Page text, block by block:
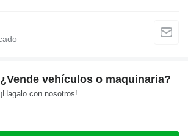
¿Vende vehículos o maquinaria?
¡Hagalo con nosotros!